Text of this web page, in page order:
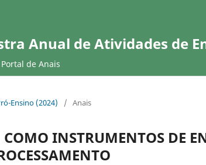
Anual de Atividades de
Portal de Anais
Ensino (2024) / Anais
COMO INSTRUMENTOS DE